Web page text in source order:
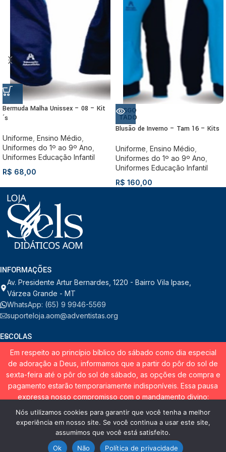
Bermuda Malha Unissex – 08 – Kit
´s
Uniforme Ensino Médio
Uniformes do 1º ao 9º Ano
Uniformes Educação Infantil
R$ 68,00
ESGO
TADO
Blusão de Inverno – Tam 16 – Kits
Uniforme Ensino Médio
Uniformes do 1º ao 9º Ano
Uniformes Educação Infantil
R$ 160,00
INFORMAÇÕES
Av. Presidente Artur Bernardes, 1220 - Bairro Vila Ipase,
Várzea Grande - MT
WhatsApp: (65) 9 9946-5569
suporteloja.aom@adventistas.org
ESCOLAS
INSTITUCIONAL
© RDORVAL - Soluções em Tecnologia.2026
. Todos os direitos
reservados.
Em respeito ao princípio bíblico do sábado como dia especial
de adoração a Deus, informamos que a partir do pôr do sol de
sexta-feira até o pôr do sol de sábado, as opções de compra e
pagamento estarão temporariamente indisponíveis. Essa pausa
expressa nosso compromisso com o mandamento divino:
“Lembra-te do dia de Sábado, para o santificar. Seis dias
trabalharás e farás toda a tua obra, mas o sétimo dia é o sábado
do Senhor, teu Deus.” — Êxodo 20:8-10 Agradecemos pela
compreensão e pelo respeito a este dia especial! Nosso site
Nós utilizamos cookies para garantir que você tenha a melhor
experiência em nosso site. Se você continua a usar este site,
assumimos que você está satisfeito.
Ok
Não Política de privacidade